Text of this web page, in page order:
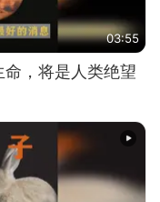
03:55
，将是人类绝望